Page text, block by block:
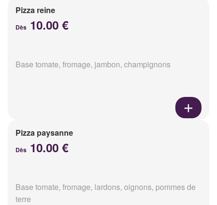
Pizza reine
Dès 10.00 €
Base tomate, fromage, jambon, champignons
Pizza paysanne
Dès 10.00 €
Base tomate, fromage, lardons, oignons, pommes de
terre